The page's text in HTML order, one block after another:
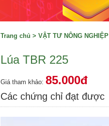
Trang chủ > VẬT TƯ NÔNG NGHIỆP
Lúa TBR 225
Giá tham khảo: 85.000đ
Các chứng chỉ đạt được